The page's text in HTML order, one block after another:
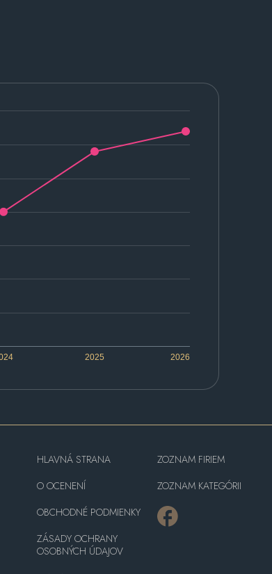
2025 2026
HLAVNÁ STRANA
O OCENENÍ
OBCHODNÉ PODMIENKY
ZÁSADY OCHRANY
OSOBNÝCH ÚDAJOV
ZOZNAM FIRIEM
ZOZNAM KATEGÓRII